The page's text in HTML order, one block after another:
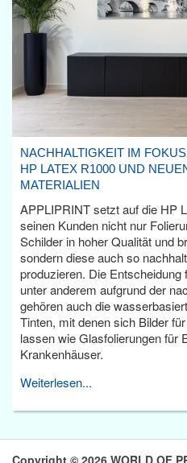
NACHHALTIGKEIT IM
HP LATEX R1000 UND
MATERIALIEN
APPLIPRINT setzt auf die HP
seinen Kunden nicht nur
Schilder in hoher Qualität und
sondern diese auch so
produzieren. Die
unter anderem aufgrund der
gehören auch die
Tinten, mit denen sich Bilder
lassen wie Glasfolierungen für
Krankenhäuser.
Weiterlesen...